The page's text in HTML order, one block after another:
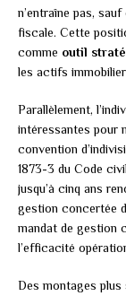
n’entraîne pas,
fiscale. Cette
comme outil
les actifs
Parallèlement,
intéressantes pour
convention
1873-3 du Code
jusqu’à cinq ans
gestion concertée
mandat de gestion
l’efficacité
Des montages plus